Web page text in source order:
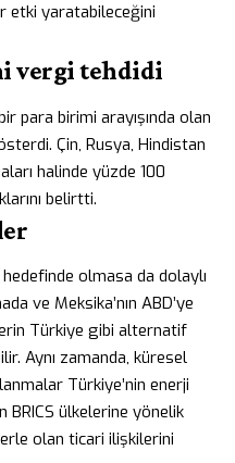
etki yaratabileceğini
vergi tehdidi
para birimi arayışında olan
Çin, Rusya, Hindistan
halinde yüzde 100
belirtti.
olmasa da dolaylı
ve Meksika’nın ABD’ye
Türkiye gibi alternatif
Aynı zamanda, küresel
Türkiye’nin enerji
BRICS ülkelerine yönelik
olan ticari ilişkilerini